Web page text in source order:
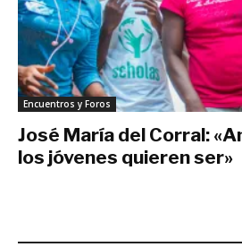
Encuentros y Foros
José María del Corral:
los jóvenes quieren ser»